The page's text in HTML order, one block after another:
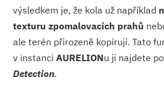
výsledkem je, že kola už například
texturu zpomalovacích prahů
ale terén přirozeně kopírují. Tato
v instanciAURELIONu ji najdete
Detection.